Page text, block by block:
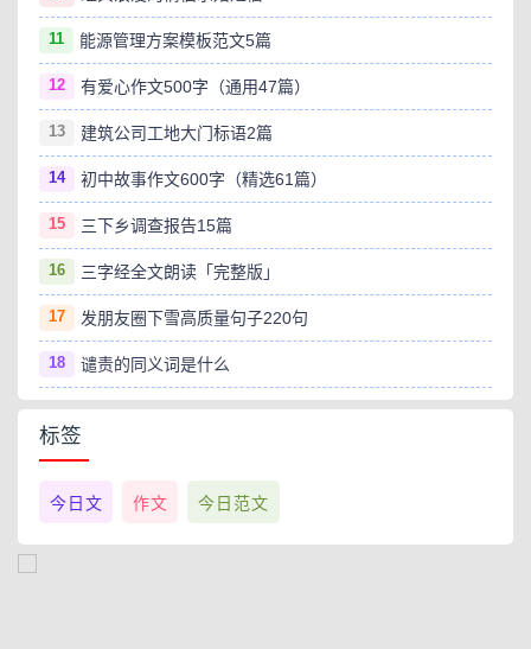
11 能源管理方案模板范文5篇
12 有爱心作文500字（通用47篇）
13 建筑公司工地大门标语2篇
14 初中故事作文600字（精选61篇）
15 三下乡调查报告15篇
16 三字经全文朗读「完整版」
17 发朋友圈下雪高质量句子220句
18 谴责的同义词是什么
标签
今日文 作文 今日范文